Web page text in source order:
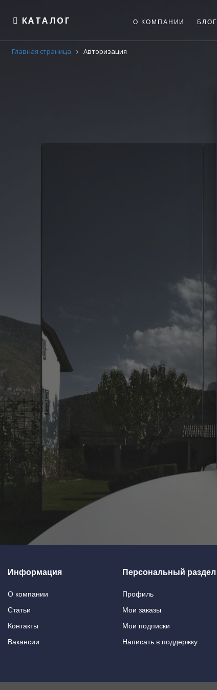
КАТАЛОГ О КОМПАНИИ БЛОГ
Главная страница Авторизация
Информация
О компании
Статьи
Контакты
Вакансии
Персональный раздел
Профиль
Мои заказы
Мои подписки
Написать в поддержку